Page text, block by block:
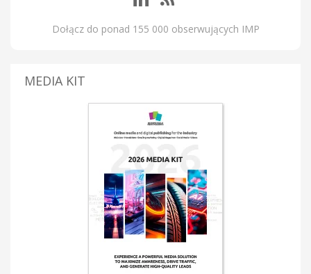
Dołącz do ponad 155 000 obserwujących IMP
MEDIA KIT